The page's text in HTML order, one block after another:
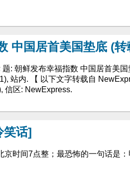
中国居首美国垫底 (转
: 朝鲜发布幸福指数 中国居首美国
站内. 【 以下文字转载自
信区: NewExpress.
笑话]
时间7点整；最恐怖的一句话是：